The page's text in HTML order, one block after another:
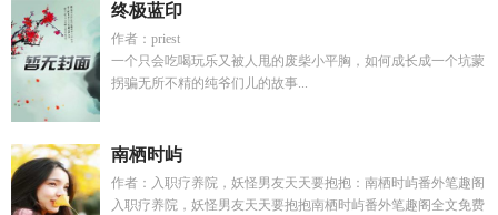
终极蓝印
作者：priest
一个只会吃喝玩乐又被人甩的废柴小平胸，如何成长成一个坑蒙
拐骗无所不精的纯爷们儿的故事...
南栖时屿
作者：入职疗养院，妖怪男友天天要抱抱：南栖时屿番外笔趣阁
入职疗养院，妖怪男友天天要抱抱南栖时屿番外笔趣阁全文免费